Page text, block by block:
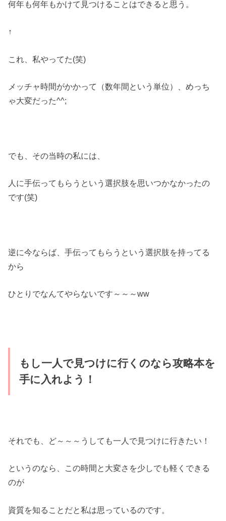
何年も何年もかけて見つけることはできると思う。
↑
これ、私やってた(笑)
メッチャ時間がかかって（数年間という単位）、めっち
ゃ大変だった^^;
でも、その当時の私には、
人に手伝ってもらうという選択肢を思いつかなかったの
です(笑)
逆に今ならば、手伝ってもらうという選択肢を持ってる
から
ひとりでなんてやらないです～～～ww
もし一人で見つけに行くのなら攻略本を
手に入れよう！
それでも、ど～～～うしても一人で見つけに行きたい！
というのなら、この時間と大変さを少しでも軽くできる
のが
資質を知ることだと私は思っているのです。